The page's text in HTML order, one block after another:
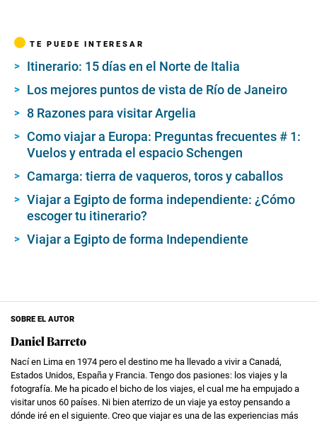
TE PUEDE INTERESAR
Itinerario: 15 días en el Norte de Italia
Los mejores puntos de vista de Río de Janeiro
8 Razones para visitar Argelia
Como viajar a Europa: Preguntas frecuentes # 1:
Vuelos y entrada el espacio Schengen
Camarga: tierra de vaqueros, toros y caballos
Viajar a Egipto de forma independiente: ¿Cómo
escoger tu itinerario?
Viajar a Egipto de forma Independiente
SOBRE EL AUTOR
Daniel Barreto
Nací en Lima en 1974 pero el destino me ha llevado a vivir a Canadá,
Estados Unidos, España y Francia. Tengo dos pasiones: los viajes y la
fotografía. Me ha picado el bicho de los viajes, el cual me ha empujado a
visitar unos 60 países. Ni bien aterrizo de un viaje ya estoy pensando a
dónde iré en el siguiente. Creo que viajar es una de las experiencias más